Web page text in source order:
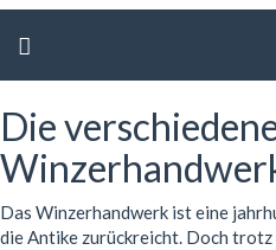
Die
Das Winzerhandwerk ist eine
die Antike zurückreicht. Doch trotz